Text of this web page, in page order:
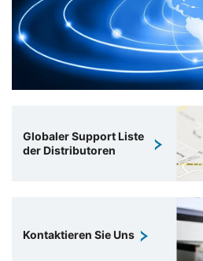
Globaler Support Liste
der Distributoren
Kontaktieren Sie Uns